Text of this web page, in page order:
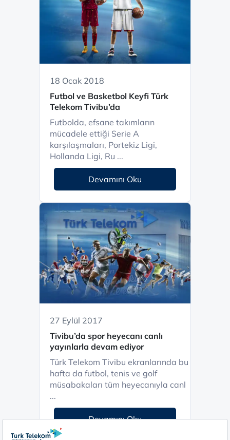
18 Ocak 2018
Futbol ve Basketbol Keyfi Türk
Telekom Tivibu’da
Futbolda, efsane takımların
mücadele ettiği Serie A
karşılaşmaları, Portekiz Ligi,
Hollanda Ligi, Ru ...
Devamını Oku
27 Eylül 2017
Tivibu’da spor heyecanı canlı
yayınlarla devam ediyor
Türk Telekom Tivibu ekranlarında bu
hafta da futbol, tenis ve golf
müsabakaları tüm heyecanıyla canl
...
Devamını Oku